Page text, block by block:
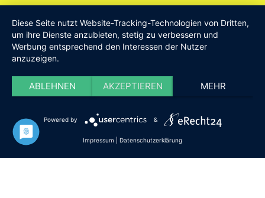
Tel:Geschäftsstelle 02371-9748599
E-Mail:info [at] DieISERLOHNER.de
Website:
Haftung
Datenschutz Satzung Impressum
Diese Seite nutzt Website-Tracking-Technologien von Dritten,
um ihre Dienste anzubieten, stetig zu verbessern und
Werbung entsprechend den Interessen der Nutzer
anzuzeigen.
ABLEHNEN AKZEPTIEREN MEHR
Powered by &
Impressum Datenschutzerklärung